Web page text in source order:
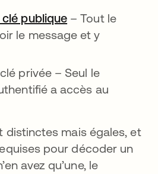
publique – Tout le
le message et y
privée – Seul le
a accès au
distinctes mais égales, et
pour décoder un
avez qu’une, le